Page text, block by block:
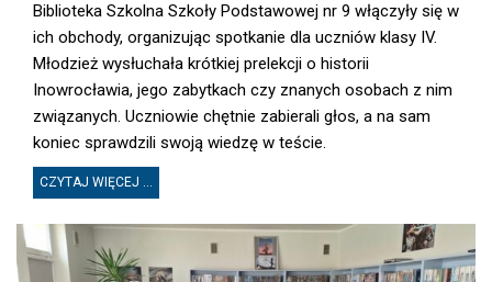
Biblioteka Szkolna Szkoły Podstawowej nr 9 włączyły się w
ich obchody, organizując spotkanie dla uczniów klasy IV.
Młodzież wysłuchała krótkiej prelekcji o historii
Inowrocławia, jego zabytkach czy znanych osobach z nim
związanych. Uczniowie chętnie zabierali głos, a na sam
koniec sprawdzili swoją wiedzę w teście.
CZYTAJ WIĘCEJ ...